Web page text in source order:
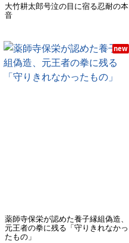
大竹耕太郎号泣の目に宿る忍耐の本
音
new
薬師寺保栄が認めた養子縁組偽造、
元王者の拳に残る「守りきれなかっ
たもの」